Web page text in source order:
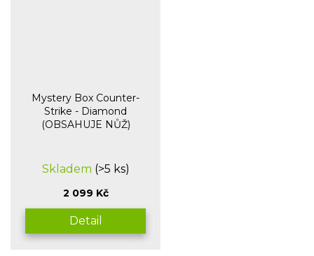
Mystery Box Counter-
Strike - Diamond
(OBSAHUJE NŮŽ)
hodnocení
je
5,0
z
5
Skladem (>5 ks)
2 099 Kč
Detail